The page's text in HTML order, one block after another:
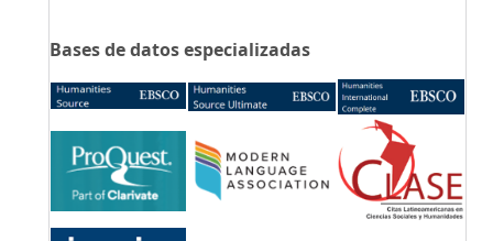
Bases de datos especializadas